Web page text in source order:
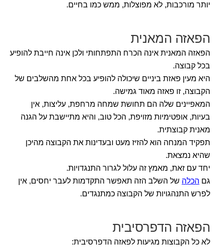
יותר מורכבות, לא מפוצלות, ממש כמו בחיים.
הפאזה המאנית
הפאזה המאנית אינה הכרח התפתחותי ולכן אינה חייבת להופיע
בכל קבוצה.
היא מעין פאזת ביניים שיכולה להופיע בכל אחת מהשלבים של
הקבוצה, זו פאזה מאוד גמישה.
המאפיינים שלה הם תחושת שמחה מרחפת, עליצות, אין
בעיות, אופטימיות מזויפת, הכל טוב, והיא מתיישבת על הגנה
מאנית קבוצתית.
תפקיד המנחה הוא להזיז מעט ובעדינות את הקבוצה מהיכן
שהיא נמצאת.
יחד עם זאת, מאמץ זה עלול לגרור התנגדויות.
גם הכלה של השלב הזה תאפשר התקדמות לעבר יחסים, אין
לפרש התנהגויות של הקבוצה כמתנגדים.
הפאזה הדפרסיבית
לא כל הקבוצות מגיעות לפאזה הדפרסיבית: